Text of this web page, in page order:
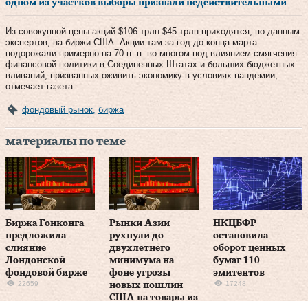
одном из участков выборы признали недействительными
Из совокупной цены акций $106 трлн $45 трлн приходятся, по данным
экспертов, на биржи США. Акции там за год до конца марта
подорожали примерно на 70 п. п. во многом под влиянием смягчения
финансовой политики в Соединенных Штатах и больших бюджетных
вливаний, призванных оживить экономику в условиях пандемии,
отмечает газета.
фондовый рынок биржа
материалы по теме
Биржа Гонконга
предложила
слияние
Лондонской
фондовой бирже
22659
Рынки Азии
рухнули до
двухлетнего
минимума на
фоне угрозы
новых пошлин
США на товары из
НКЦБФР
остановила
оборот ценных
бумаг 110
эмитентов
17248